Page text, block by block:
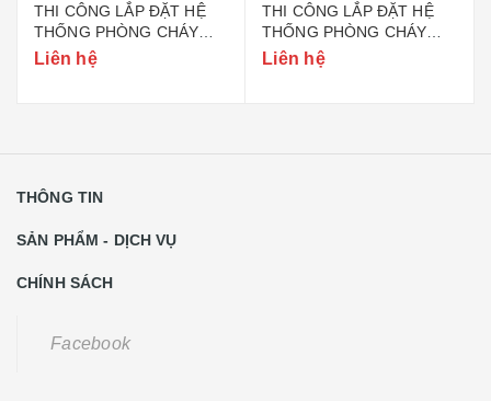
THI CÔNG LẮP ĐẶT HỆ
THỐNG PHÒNG CHÁY
CHỮA CHÁY TẠI HẢI
DƯƠNG
Liên hệ
THI CÔNG LẮP ĐẶT HỆ
THỐNG PHÒNG CHÁY
CHỮA CHÁY TẠI VĨNH
Liên hệ
THÔNG TIN
SẢN PHẨM - DỊCH VỤ
CHÍNH SÁCH
Facebook